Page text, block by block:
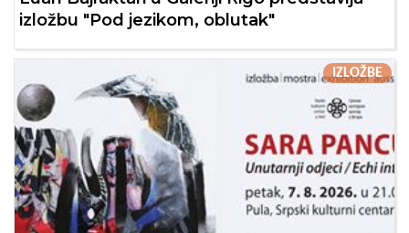
izložbu "Pod jezikom, oblutak"
IZLOŽBE